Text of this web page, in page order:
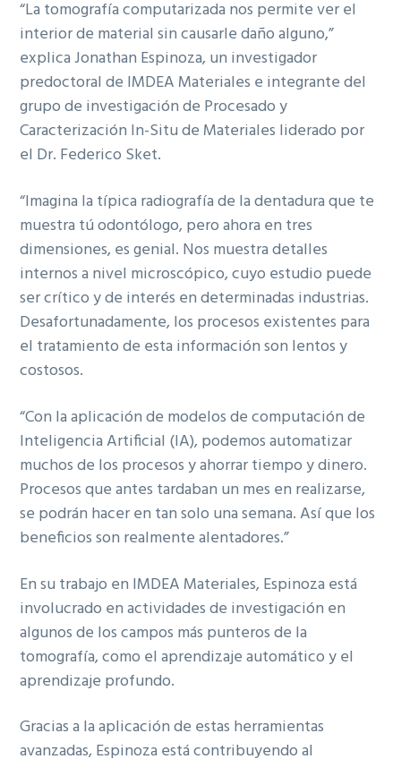
“La tomografía computarizada nos permite ver el
interior de material sin causarle daño alguno,”
explica Jonathan Espinoza, un investigador
predoctoral de IMDEA Materiales e integrante del
grupo de investigación de Procesado y
Caracterización In-Situ de Materiales liderado por
el Dr. Federico Sket.
“Imagina la típica radiografía de la dentadura que te
muestra tú odontólogo, pero ahora en tres
dimensiones, es genial. Nos muestra detalles
internos a nivel microscópico, cuyo estudio puede
ser crítico y de interés en determinadas industrias.
Desafortunadamente, los procesos existentes para
el tratamiento de esta información son lentos y
costosos.
“Con la aplicación de modelos de computación de
Inteligencia Artificial (IA), podemos automatizar
muchos de los procesos y ahorrar tiempo y dinero.
Procesos que antes tardaban un mes en realizarse,
se podrán hacer en tan solo una semana. Así que los
beneficios son realmente alentadores.”
En su trabajo en IMDEA Materiales, Espinoza está
involucrado en actividades de investigación en
algunos de los campos más punteros de la
tomografía, como el aprendizaje automático y el
aprendizaje profundo.
Gracias a la aplicación de estas herramientas
avanzadas, Espinoza está contribuyendo al